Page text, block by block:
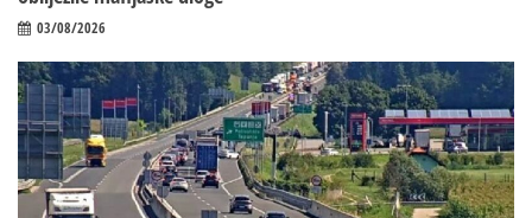
03/08/2026